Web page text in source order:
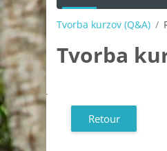
Tvorba kurzov (Q&A)
Tvorba
Retour